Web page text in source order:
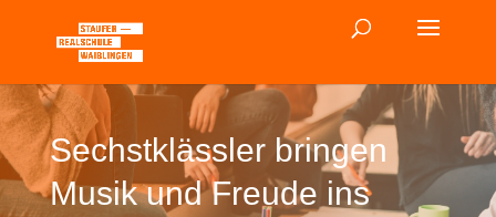
Sechstklässler bringen
Musik und Freude ins